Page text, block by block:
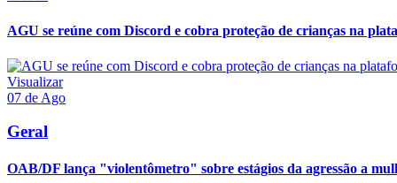
AGU se reúne com Discord e cobra proteção de crianças na
Visualizar
07 de Ago
Geral
OAB/DF lança "violentômetro" sobre estágios da agressão a